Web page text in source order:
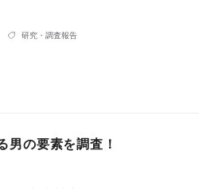
研究・調査報告
男の要素を調査！